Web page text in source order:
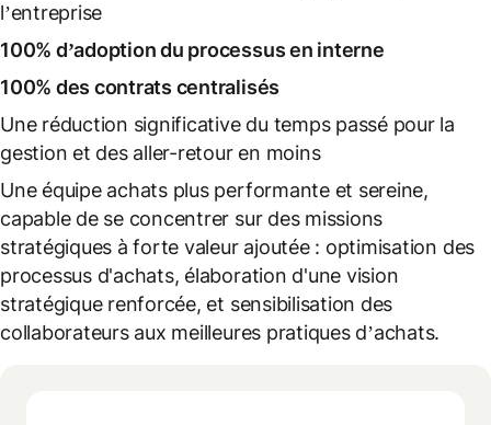
l’entreprise
100% d’adoption du processus en interne
100% des contrats centralisés
Une réduction significative du temps passé pour la
gestion et des aller-retour en moins
Une équipe achats plus performante et sereine,
capable de se concentrer sur des missions
stratégiques à forte valeur ajoutée : optimisation des
processus d'achats, élaboration d'une vision
stratégique renforcée, et sensibilisation des
collaborateurs aux meilleures pratiques d’achats.